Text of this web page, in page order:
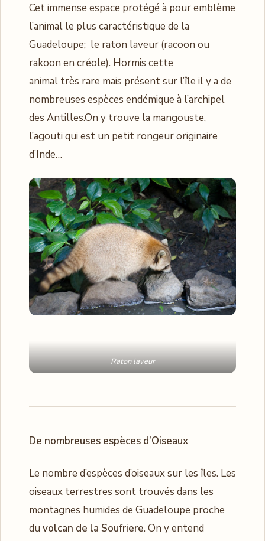
Cet immense espace protégé à pour emblème
l’animal le plus caractéristique de la
Guadeloupe; le raton laveur (racoon ou
rakoon en créole). Hormis cette
animal très rare mais présent sur l’île il y a de
nombreuses espèces endémique à l’archipel
des Antilles.On y trouve la mangouste,
l’agouti qui est un petit rongeur originaire
d’Inde…
Raton laveur
De nombreuses espèces d’Oiseaux
Le nombre d’espèces d’oiseaux sur les îles. Les
oiseaux terrestres sont trouvés dans les
montagnes humides de Guadeloupe proche
du volcan de la Soufriere. On y entend